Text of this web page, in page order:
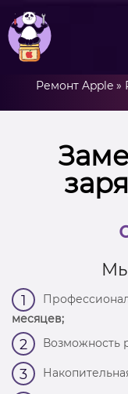
Ремонт Apple»
1
месяцев;
2 Возможность
3